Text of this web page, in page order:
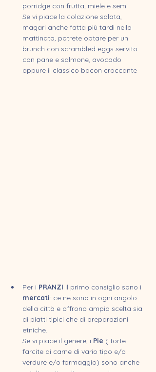
porridge con frutta, miele e semi
Se vi piace la colazione salata,
magari anche fatta più tardi nella
mattinata, potrete optare per un
brunch con scrambled eggs servito
con pane e salmone, avocado
oppure il classico bacon croccante
Per i PRANZI il primo consiglio sono i
mercati: ce ne sono in ogni angolo
della città e offrono ampia scelta sia
di piatti tipici che di preparazioni
etniche.
Se vi piace il genere, i Pie ( torte
farcite di carne di vario tipo e/o
verdure e/o formaggio) sono anche